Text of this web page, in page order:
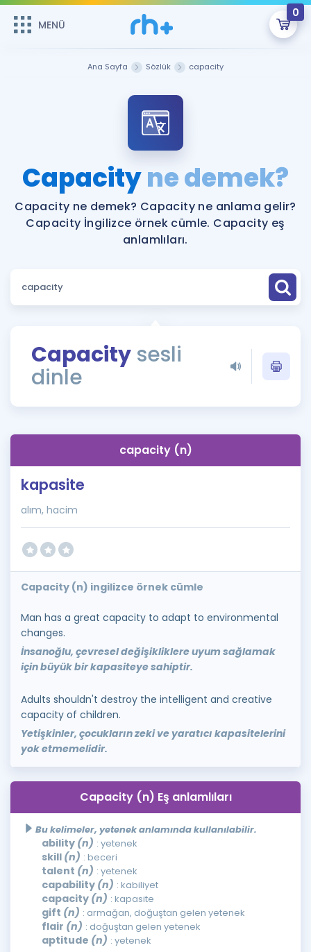
MENÜ
0
Şifremi Hatırlamıyorum
ÜYE DEĞİLİM
Sepetin Şu An Boş.
Remzi Hoca ile seni sınava hazırlayacak onlarca eğitim seni
bekliyor!
MENÜ
Katılımcı Görüşleri
Faydalı Araçlar
Sözlük
Rehberlik Aracı
ÖSYM Sınav Takvimi
İngilizce Gramer
Hakkımızda
Ana Sayfa Sözlük capacity
Capacityne demek?
Capacity ne demek? Capacity ne anlama gelir?
Capacity İngilizce örnek cümle. Capacity eş
anlamlıları.
Capacity sesli
dinle
capacity (n)
kapasite
alım, hacim
Capacity (n) ingilizce örnek cümle
Man has a great capacity to adapt to environmental
changes.
İnsanoğlu, çevresel değişikliklere uyum sağlamak
için büyük bir kapasiteye sahiptir.
Adults shouldn't destroy the intelligent and creative
capacity of children.
Yetişkinler, çocukların zeki ve yaratıcı kapasitelerini
yok etmemelidir.
Capacity (n) Eş anlamlıları
Bu kelimeler, yetenek anlamında kullanılabilir.
ability (n) : yetenek
skill (n) : beceri
talent (n) : yetenek
capability (n) : kabiliyet
capacity (n) : kapasite
gift (n) : armağan, doğuştan gelen yetenek
flair (n) : doğuştan gelen yetenek
aptitude (n) : yetenek